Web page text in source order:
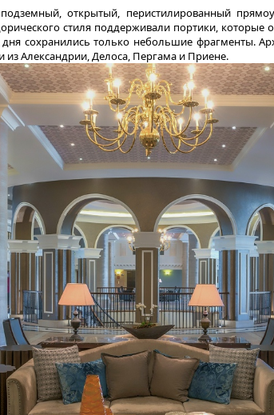
открытый, перистилированный
стиля поддерживали портики,
сохранились только небольшие фрагменты.
из Александрии, Делоса, Пергама и Приене.